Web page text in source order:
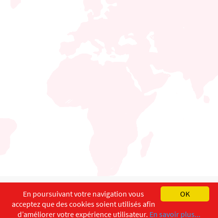
English Français
Copyright ©ISEC-AdW Impressum
OK
En poursuivant votre navigation vous
acceptez que des cookies soient utilisés afin
d’améliorer votre expérience utilisateur. En savoir plus...